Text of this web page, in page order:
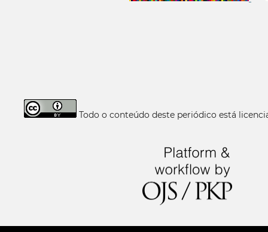
Todo o conteúdo deste periódico está